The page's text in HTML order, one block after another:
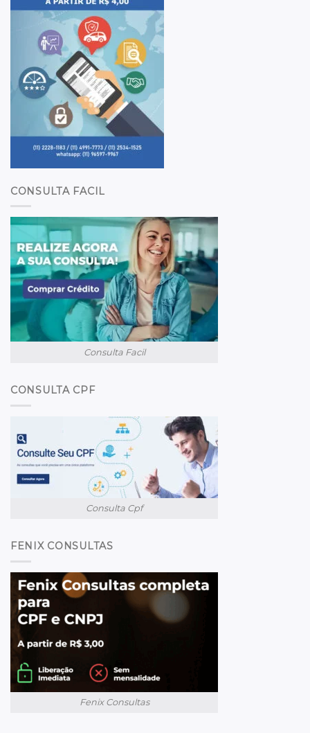
CONSULTA FACIL
Consulta Facil
CONSULTA CPF
Consulta Cpf
FENIX CONSULTAS
Fenix Consultas